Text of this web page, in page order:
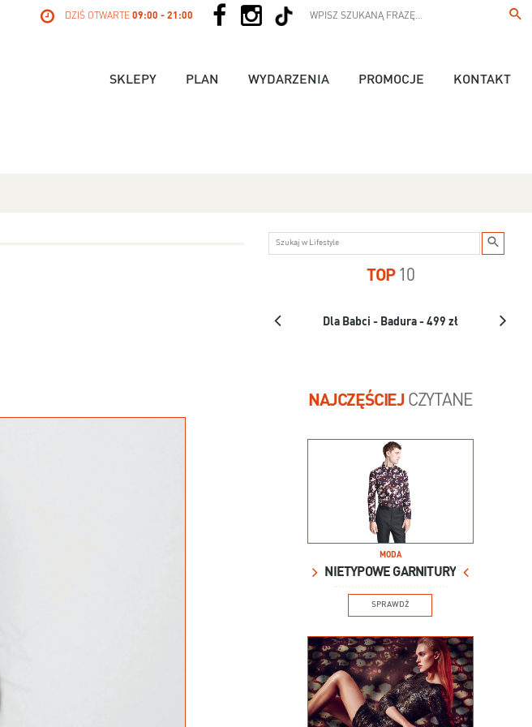
DZIŚ OTWARTE 09:00 - 21:00
SKLEPY PLAN WYDARZENIA PROMOCJE KONTAKT
TOP10
Dla Babci - Badura - 499 zł
NAJCZĘŚCIEJCZYTANE
MODA
NIETYPOWE GARNITURY
SPRAWDŹ